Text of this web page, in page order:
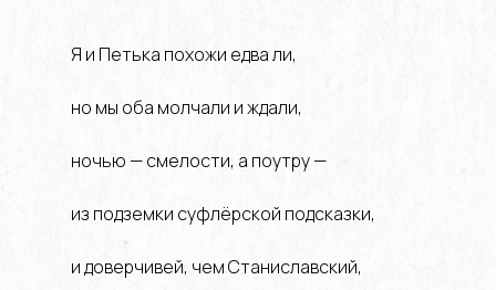
Я и Петька похожи едва ли,
но мы оба молчали и ждали,
ночью — смелости, а поутру —
из подземки суфлёрской подсказки,
и доверчивей, чем Станиславский,